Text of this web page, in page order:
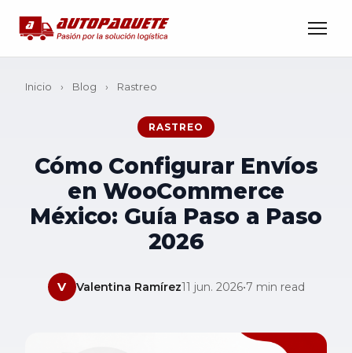
Inicio › Blog › Rastreo
RASTREO
Cómo Configurar Envíos
en WooCommerce
México: Guía Paso a Paso
2026
V Valentina Ramírez11 jun. 2026•7 min read